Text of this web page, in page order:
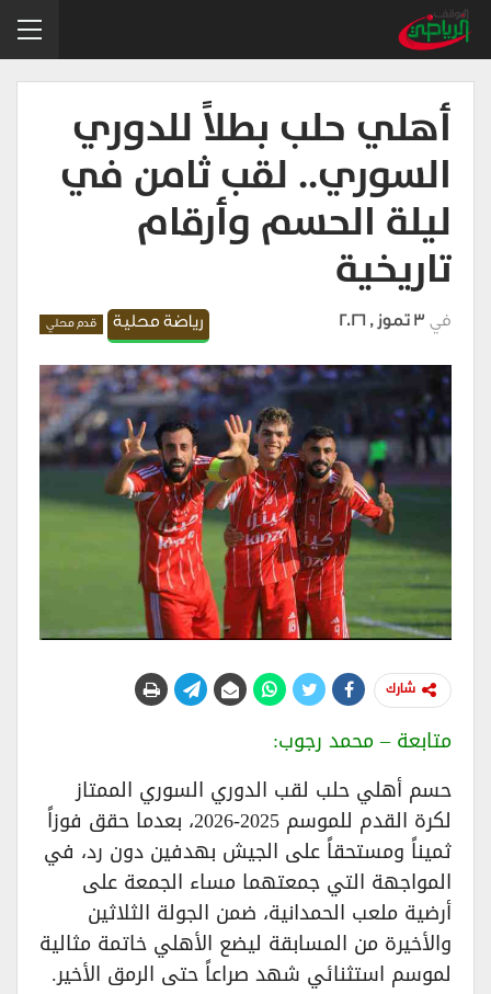
أهلي حلب بطلاً للدوري
السوري.. لقب ثامن في
ليلة الحسم وأرقام
تاريخية
رياضة محلية قدم محلي في 3 تموز , 2026
شارك
متابعة – محمد رجوب:
حسم أهلي حلب لقب الدوري السوري الممتاز
لكرة القدم للموسم 2025-2026، بعدما حقق فوزاً
ثميناً ومستحقاً على الجيش بهدفين دون رد، في
المواجهة التي جمعتهما مساء الجمعة على
أرضية ملعب الحمدانية، ضمن الجولة الثلاثين
والأخيرة من المسابقة ليضع الأهلي خاتمة مثالية
لموسم استثنائي شهد صراعاً حتى الرمق الأخير.